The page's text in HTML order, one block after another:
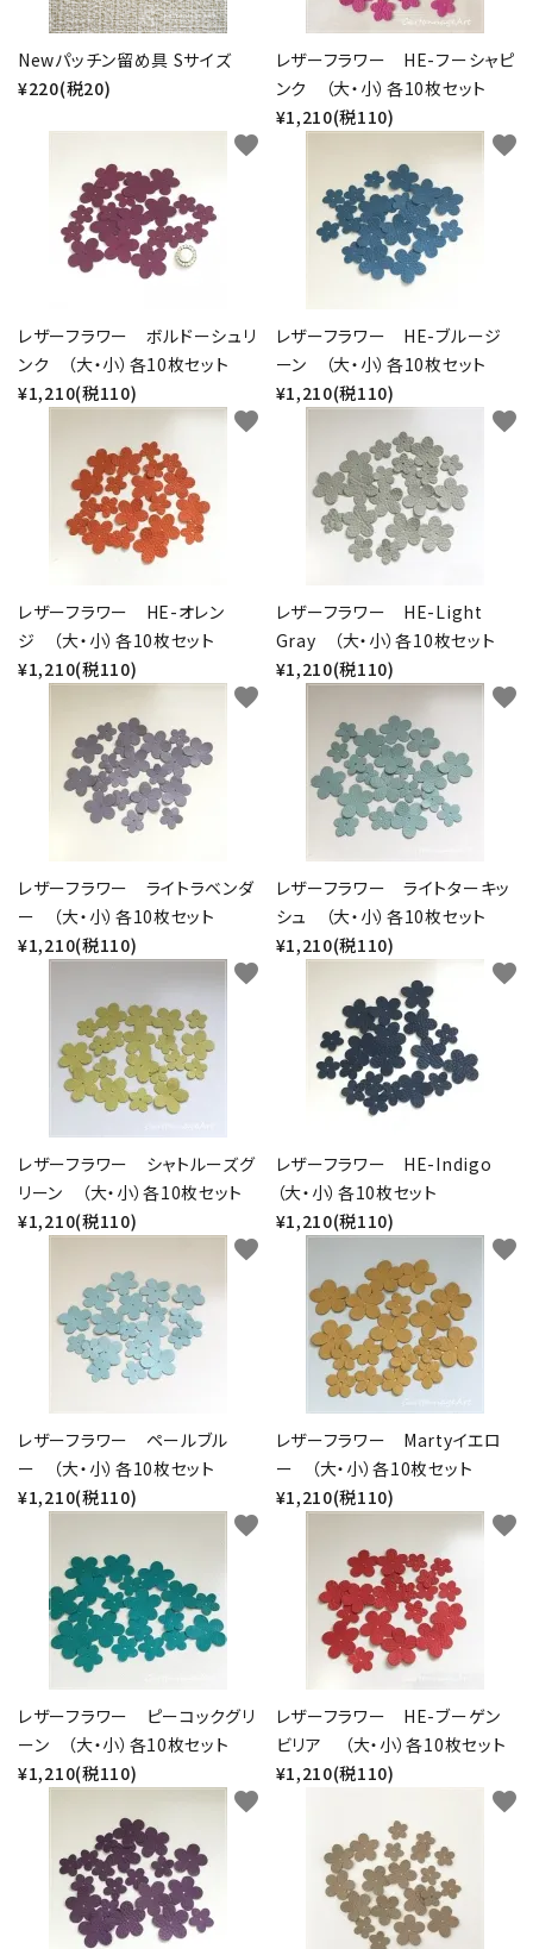
Newパッチン留め具 Sサイズ
¥220(税20)
レザーフラワー HE-フーシャピ
ンク （大・小）各10枚セット
¥1,210(税110)
レザーフラワー ボルドーシュリ
ンク （大・小）各10枚セット
¥1,210(税110)
favorite
レザーフラワー HE-ブルージ
ーン （大・小）各10枚セット
¥1,210(税110)
favorite
レザーフラワー HE-オレン
ジ （大・小）各10枚セット
¥1,210(税110)
favorite
レザーフラワー HE-Light
Gray （大・小）各10枚セット
¥1,210(税110)
favorite
レザーフラワー ライトラベンダ
ー （大・小）各10枚セット
¥1,210(税110)
favorite
レザーフラワー ライトターキッ
シュ （大・小）各10枚セット
¥1,210(税110)
favorite
レザーフラワー シャトルーズグ
リーン （大・小）各10枚セット
¥1,210(税110)
favorite
レザーフラワー HE-Indigo
（大・小）各10枚セット
¥1,210(税110)
favorite
レザーフラワー ペールブル
ー （大・小）各10枚セット
¥1,210(税110)
favorite
レザーフラワー Martyイエロ
ー （大・小）各10枚セット
¥1,210(税110)
favorite
レザーフラワー ピーコックグリ
ーン （大・小）各10枚セット
¥1,210(税110)
favorite
レザーフラワー HE-ブーゲン
ビリア （大・小）各10枚セット
¥1,210(税110)
favorite
favorite favorite